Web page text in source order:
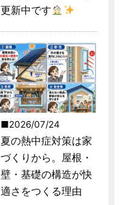
更新中です
2026/07/24
夏の熱中症対策は家
づくりから。屋根・
壁・基礎の構造が快
適さをつくる理由